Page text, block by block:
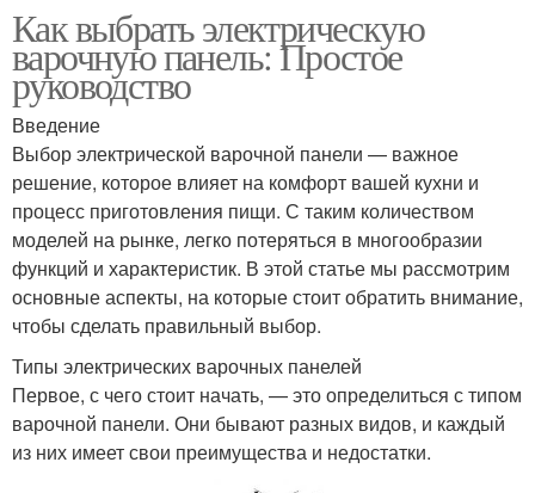
Как выбрать электрическую
варочную панель: Простое
руководство
Введение
Выбор электрической варочной панели — важное
решение, которое влияет на комфорт вашей кухни и
процесс приготовления пищи. С таким количеством
моделей на рынке, легко потеряться в многообразии
функций и характеристик. В этой статье мы рассмотрим
основные аспекты, на которые стоит обратить внимание,
чтобы сделать правильный выбор.
Типы электрических варочных панелей
Первое, с чего стоит начать, — это определиться с типом
варочной панели. Они бывают разных видов, и каждый
из них имеет свои преимущества и недостатки.